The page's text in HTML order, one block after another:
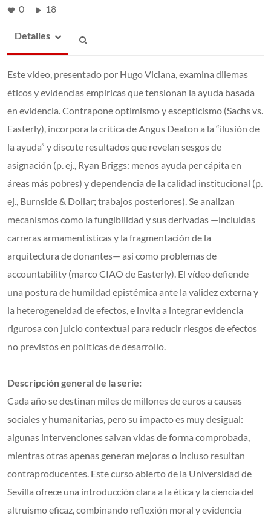
0 18
Detalles
Este vídeo, presentado por Hugo Viciana, examina dilemas
éticos y evidencias empíricas que tensionan la ayuda basada
en evidencia. Contrapone optimismo y escepticismo (Sachs vs.
Easterly), incorpora la crítica de Angus Deaton a la “ilusión de
la ayuda” y discute resultados que revelan sesgos de
asignación (p. ej., Ryan Briggs: menos ayuda per cápita en
áreas más pobres) y dependencia de la calidad institucional (p.
ej., Burnside & Dollar; trabajos posteriores). Se analizan
mecanismos como la fungibilidad y sus derivadas —incluidas
carreras armamentísticas y la fragmentación de la
arquitectura de donantes— así como problemas de
accountability (marco CIAO de Easterly). El vídeo defiende
una postura de humildad epistémica ante la validez externa y
la heterogeneidad de efectos, e invita a integrar evidencia
rigurosa con juicio contextual para reducir riesgos de efectos
no previstos en políticas de desarrollo.
Descripción general de la serie:
Cada año se destinan miles de millones de euros a causas
sociales y humanitarias, pero su impacto es muy desigual:
algunas intervenciones salvan vidas de forma comprobada,
mientras otras apenas generan mejoras o incluso resultan
contraproducentes. Este curso abierto de la Universidad de
Sevilla ofrece una introducción clara a la ética y la ciencia del
altruismo eficaz, combinando reflexión moral y evidencia